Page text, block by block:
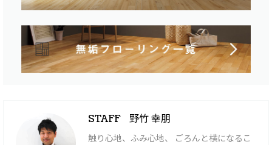
STAFF 野竹 幸朋
触り心地、ふみ心地、 ごろんと横になるこ